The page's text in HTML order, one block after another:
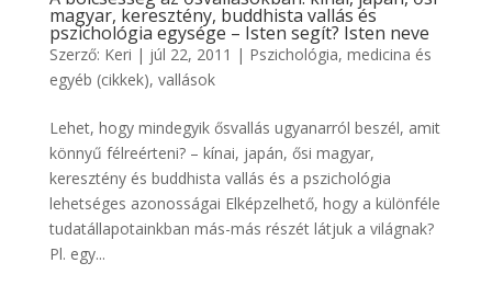
magyar, keresztény, buddhista vallás és
pszichológia egysége – Isten segít? Isten neve
Szerző: Keri | júl 22, 2011 | Pszichológia, medicina és
egyéb (cikkek), vallások
Lehet, hogy mindegyik ősvallás ugyanarról beszél, amit
könnyű félreérteni? – kínai, japán, ősi magyar,
keresztény és buddhista vallás és a pszichológia
lehetséges azonosságai Elképzelhető, hogy a különféle
tudatállapotainkban más-más részét látjuk a világnak?
Pl. egy...